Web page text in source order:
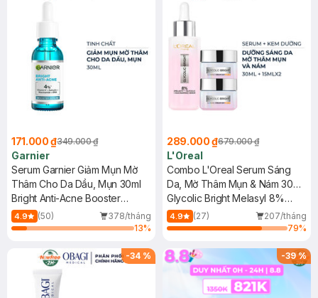
171.000 ₫349.000 ₫
Garnier
Serum Garnier Giảm Mụn Mờ
Thâm Cho Da Dầu, Mụn 30ml
Bright Anti-Acne Booster
Serum
4.9 (50)
378/tháng
13%
289.000 ₫679.000 ₫
L'Oreal
Combo L'Oreal Serum Sáng
Da, Mờ Thâm Mụn & Nám 30ml
+ 2 Kem Dưỡng Mờ Thâm Nám
Ban Ngày 15ml
Glycolic Bright Melasyl 8%
[Melasyl+Glycolic+Niacinamide]
+ Glycolic-Bright Glowing
4.9 (27)
207/tháng
79%
-34 % -39%